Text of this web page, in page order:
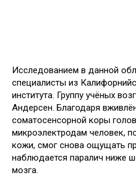
Исследованием в данной
специалисты из
института. Группу учёных
Андерсен. Благодаря
соматосенсорной коры
микроэлектродам человек,
кожи, смог снова ощущать
наблюдается паралич ниже
мозга.